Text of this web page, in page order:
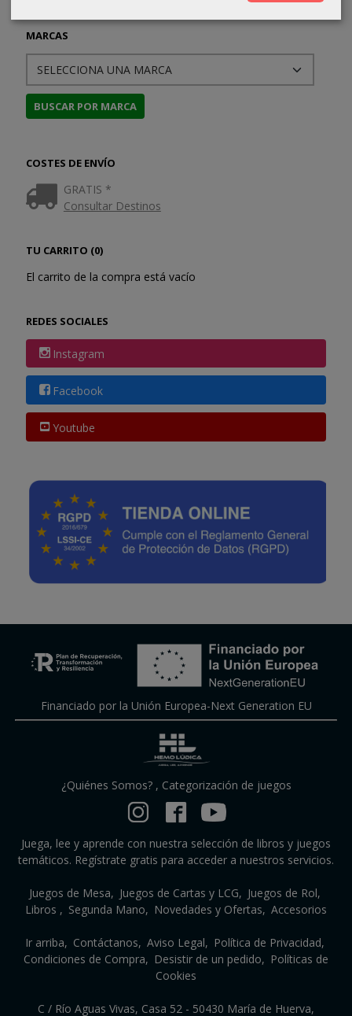
MARCAS
COSTES DE ENVÍO
GRATIS *
Consultar Destinos
TU CARRITO (0)
El carrito de la compra está vacío
REDES SOCIALES
Instagram
Facebook
Youtube
Financiado por la Unión Europea-Next Generation EU
¿Quiénes Somos?, Categorización de juegos
Juega, lee y aprende con nuestra selección de libros y juegos
temáticos. Regístrate gratis para acceder a nuestros servicios.
Juegos de Mesa Juegos de Cartas y LCG
Juegos de Rol
Libros
Segunda Mano Novedades y Ofertas Accesorios
Ir arriba Contáctanos Aviso Legal
Política de Privacidad
Condiciones de Compra
Desistir de un pedido
Políticas de
Cookies
C / Río Aguas Vivas, Casa 52 - 50430 María de Huerva,